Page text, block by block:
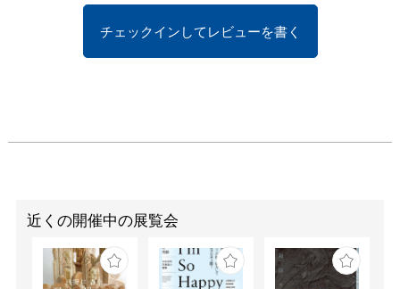
チェックインしてレビューを書く
近くの開催中の展覧会